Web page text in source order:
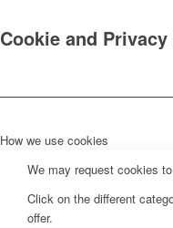
Cookie and
How we use cookies
We may request cookies
Click on the different
offer.